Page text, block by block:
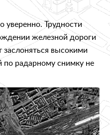
Трудности
железной дороги
заслоняться высокими
по радарному снимку не